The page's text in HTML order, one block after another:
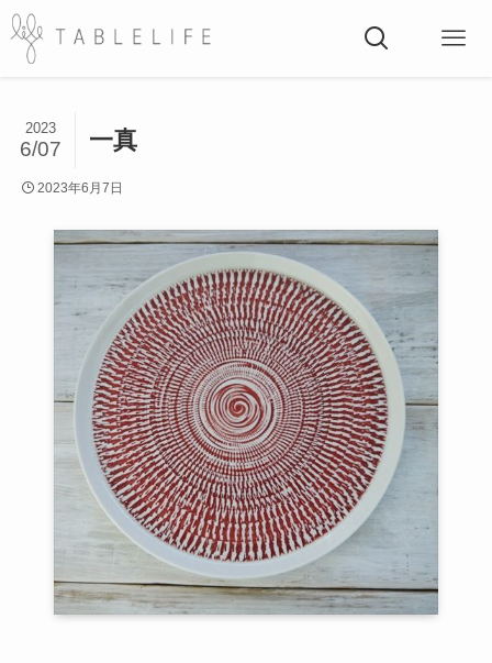
一真
2023
6/07
2023年6月7日